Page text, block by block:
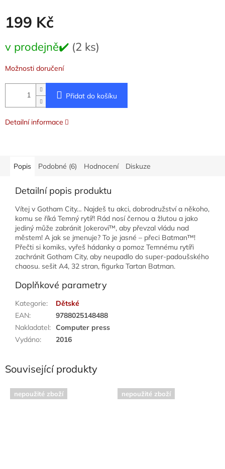
199 Kč
cena:
v prodejně✔️ (2 ks)
Možnosti doručení
Přidat do košíku
Detailní informace
Popis Podobné (6) Hodnocení Diskuze
Detailní popis produktu
Vítej v Gotham City… Najdeš tu akci, dobrodružství a někoho,
komu se říká Temný rytíř! Rád nosí černou a žlutou a jako
jediný může zabránit Jokerovi™, aby převzal vládu nad
městem! A jak se jmenuje? To je jasné – přeci Batman™!
Přečti si komiks, vyřeš hádanky a pomoz Temnému rytíři
zachránit Gotham City, aby neupadlo do super-padoušského
chaosu. sešit A4, 32 stran, figurka Tartan Batman.
Doplňkové parametry
Kategorie:
Dětské
EAN:
9788025148488
Nakladatel: Computer press
Vydáno: 2016
Související produkty
nepoužité zboží nepoužité zboží